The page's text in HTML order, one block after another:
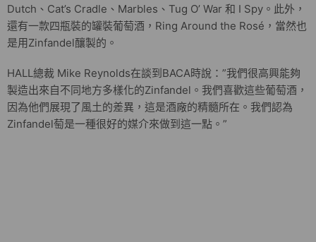
Dutch、Cat’s Cradle、Marbles、Tug O’ War 和 I Spy。此外，
還有一款四瓶裝的罐裝葡萄酒，Ring Around the Rosé，當然也
是用Zinfandel釀製的。
HALL總裁 Mike Reynolds在談到BACA時說：”我們很高興能夠
製造出來自不同地方多樣化的Zinfandel。我們喜歡這些葡萄酒，
因為他們展現了風土的差異，這是酒廠的精髓所在。我們認為
Zinfandel萄是一種很好的媒介來做到這一點。”